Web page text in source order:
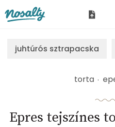
juhtúrós sztrapacska
torta
Epres tejszínes